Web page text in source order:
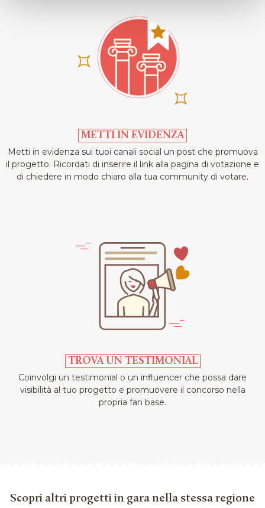
METTI IN EVIDENZA
Metti in evidenza sui tuoi canali social un post che promuova
il progetto. Ricordati di inserire il link alla pagina di votazione e
di chiedere in modo chiaro alla tua community di votare.
TROVA UN TESTIMONIAL
Coinvolgi un testimonial o un influencer che possa dare
visibilità al tuo progetto e promuovere il concorso nella
propria fan base.
Scopri altri progetti in gara nella stessa regione